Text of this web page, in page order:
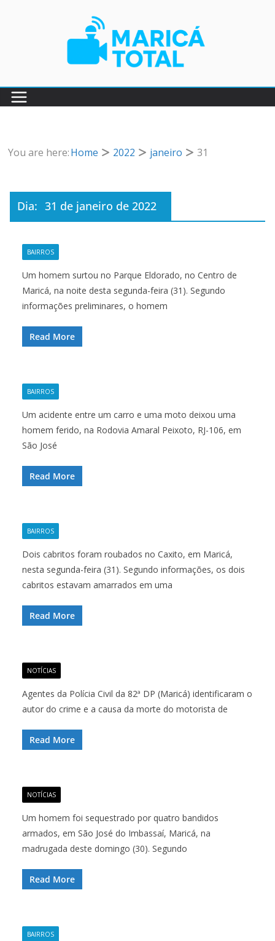
You are here:Home 2022 janeiro 31
Dia: 31 de janeiro de 2022
BAIRROS
Um homem surtou no Parque Eldorado, no Centro de
Maricá, na noite desta segunda-feira (31). Segundo
informações preliminares, o homem
Read More
BAIRROS
Um acidente entre um carro e uma moto deixou uma
homem ferido, na Rodovia Amaral Peixoto, RJ-106, em
São José
Read More
BAIRROS
Dois cabritos foram roubados no Caxito, em Maricá,
nesta segunda-feira (31). Segundo informações, os dois
cabritos estavam amarrados em uma
Read More
NOTÍCIAS
Agentes da Polícia Civil da 82ª DP (Maricá) identificaram o
autor do crime e a causa da morte do motorista de
Read More
NOTÍCIAS
Um homem foi sequestrado por quatro bandidos
armados, em São José do Imbassaí, Maricá, na
madrugada deste domingo (30). Segundo
Read More
BAIRROS